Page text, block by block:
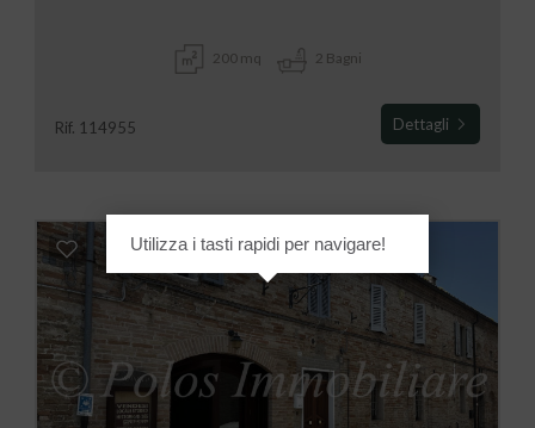
200 mq 2 Bagni
Rif. 114955 Dettagli
Utilizza i tasti rapidi per navigare!